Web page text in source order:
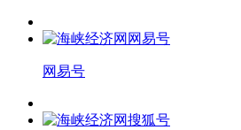
网易号